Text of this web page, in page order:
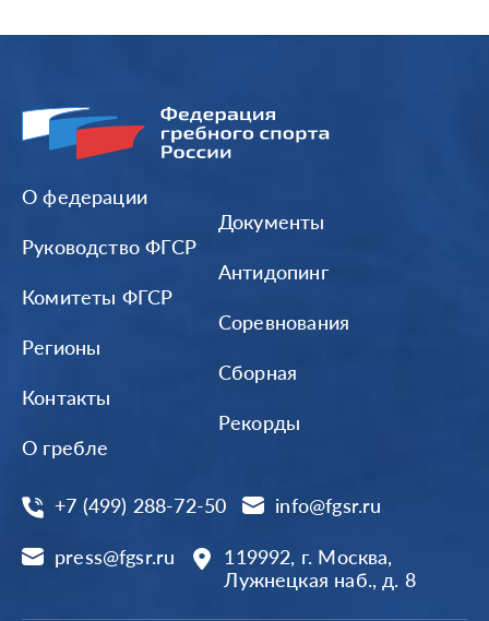
О федерации
Руководство ФГСР
Комитеты ФГСР
Регионы
Контакты
О гребле
Документы
Антидопинг
Соревнования
Сборная
Рекорды
+7 (499) 288-72-50 info@fgsr.ru
press@fgsr.ru
119992, г. Москва,
Лужнецкая наб., д. 8